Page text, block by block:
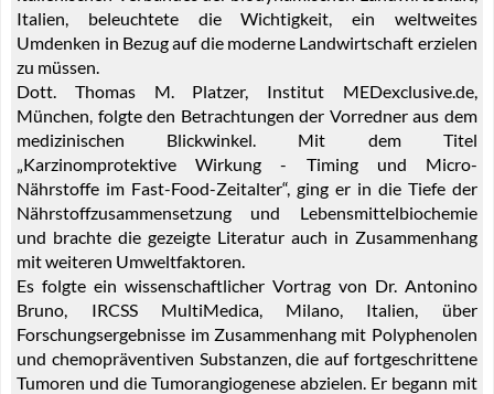
Italien, beleuchtete die Wichtigkeit, ein weltweites
Umdenken in Bezug auf die moderne Landwirtschaft erzielen
zu müssen.
Dott. Thomas M. Platzer, Institut MEDexclusive.de,
München, folgte den Betrachtungen der Vorredner aus dem
medizinischen Blickwinkel. Mit dem Titel
„Karzinomprotektive Wirkung - Timing und Micro-
Nährstoffe im Fast-Food-Zeitalter“, ging er in die Tiefe der
Nährstoffzusammensetzung und Lebensmittelbiochemie
und brachte die gezeigte Literatur auch in Zusammenhang
mit weiteren Umweltfaktoren.
Es folgte ein wissenschaftlicher Vortrag von Dr. Antonino
Bruno, IRCSS MultiMedica, Milano, Italien, über
Forschungsergebnisse im Zusammenhang mit Polyphenolen
und chemopräventiven Substanzen, die auf fortgeschrittene
Tumoren und die Tumorangiogenese abzielen. Er begann mit